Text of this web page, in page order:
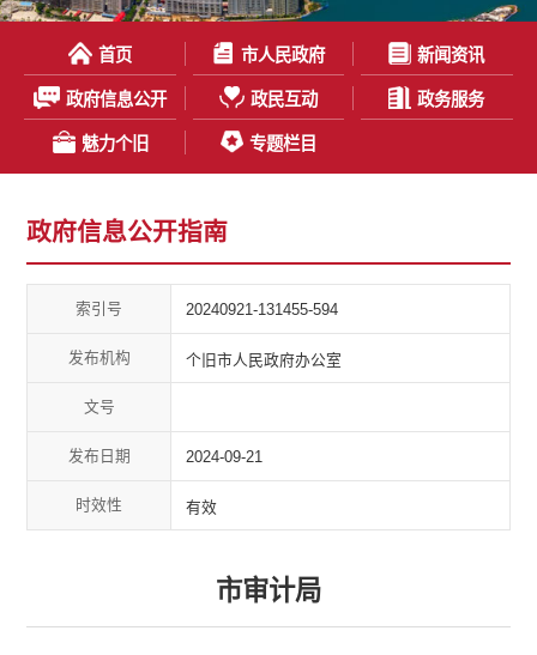
首页 市人民政府 新闻资讯
政府信息公开 政民互动 政务服务
魅力个旧 专题栏目
政府信息公开指南
索引号 20240921-131455-594
发布机构 个旧市人民政府办公室
文号
发布日期 2024-09-21
时效性 有效
市审计局